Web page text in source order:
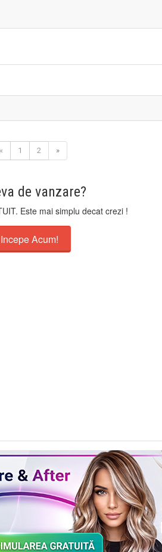
« 1 2 »
de vanzare?
Este mai simplu decat crezi !
Incepe Acum!